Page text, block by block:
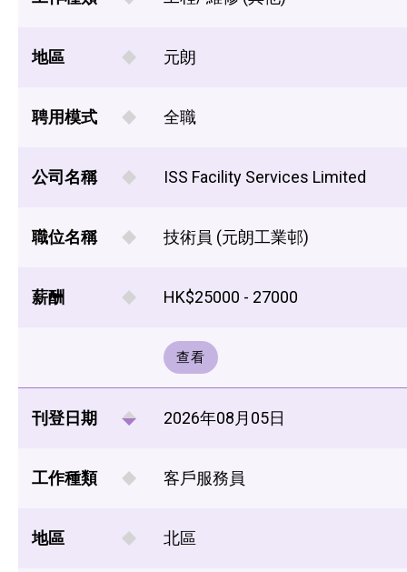
地區 元朗
聘用模式 全職
公司名稱 ISS Facility Services Limited
職位名稱 技術員 (元朗工業邨)
薪酬 HK$25000 - 27000
查看
刊登日期 2026年08月05日
工作種類 客戶服務員
地區 北區